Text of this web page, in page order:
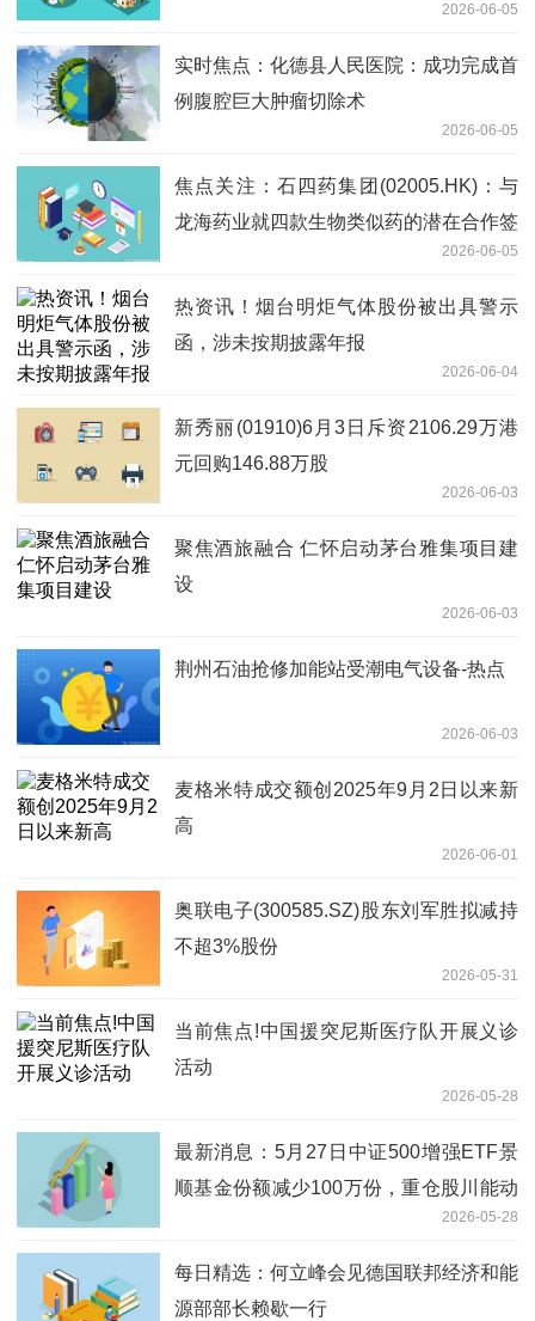
2026-06-05
实时焦点：化德县人民医院：成功完成首
例腹腔巨大肿瘤切除术
2026-06-05
焦点关注：石四药集团(02005.HK)：与
龙海药业就四款生物类似药的潜在合作签
2026-06-05
热资讯！烟台明炬气体股份被出具警示
函，涉未按期披露年报
2026-06-04
新秀丽(01910)6月3日斥资2106.29万港
元回购146.88万股
2026-06-03
聚焦酒旅融合 仁怀启动茅台雅集项目建
设
2026-06-03
荆州石油抢修加能站受潮电气设备-热点
2026-06-03
麦格米特成交额创2025年9月2日以来新
高
2026-06-01
奥联电子(300585.SZ)股东刘军胜拟减持
不超3%股份
2026-05-31
当前焦点!中国援突尼斯医疗队开展义诊
活动
2026-05-28
最新消息：5月27日中证500增强ETF景
顺基金份额减少100万份，重仓股川能动
2026-05-28
每日精选：何立峰会见德国联邦经济和能
源部部长赖歇一行